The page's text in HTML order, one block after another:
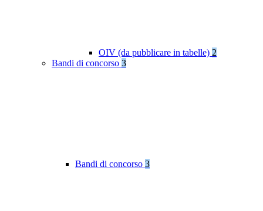
OIV (da pubblicare in tabelle) 2
Bandi di concorso 3
Bandi di concorso 3